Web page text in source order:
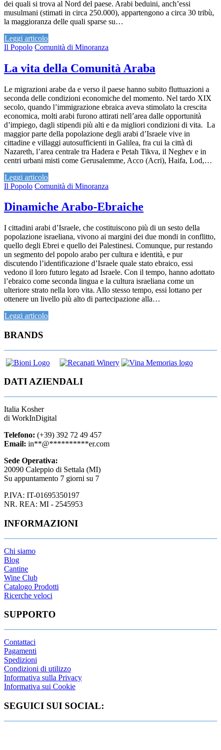
dei quali si trova al Nord del paese. Arabi beduini, anch’essi
musulmani (stimati in circa 250.000), appartengono a circa 30 tribù,
la maggioranza delle quali sparse su…
Leggi articolo
Il Popolo Comunità di Minoranza
La vita della Comunità Araba
Le migrazioni arabe da e verso il paese hanno subito fluttuazioni a
seconda delle condizioni economiche del momento. Nel tardo XIX
secolo, quando l’immigrazione ebraica aveva stimolato la crescita
economica, molti arabi furono attirati nell’area dalle opportunità
d’impiego, dagli stipendi più alti e da migliori condizioni di vita. La
maggior parte della popolazione degli arabi d’Israele vive in
cittadine e villaggi autosufficienti in Galilea, fra cui la città di
Nazareth, l’area centrale tra Hadera e Petah Tikva, il Neghev e in
centri urbani misti come Gerusalemme, Acco (Acri), Haifa, Lod,…
Leggi articolo
Il Popolo Comunità di Minoranza
Dinamiche Arabo-Ebraiche
I cittadini arabi d’Israele, che costituiscono più di un sesto della
popolazione israeliana, vivono ai margini dei due mondi in conflitto,
quello degli Ebrei e quello dei Palestinesi. Comunque, pur restando
un segmento del popolo arabo per cultura e identità, e pur
discutendo l’identificazione d’Israele quale stato ebraico, essi
vedono il loro futuro legato ad Israele. Con il tempo, hanno adottato
l’ebraico come seconda lingua e la cultura israeliana come un
ulteriore strato nella loro vita. Allo stesso tempo, essi lottano per
ottenere un livello più alto di partecipazione alla…
Leggi articolo
BRANDS
DATI AZIENDALI
Italia Kosher
di WorkInDigital
Telefono: (+39) 392 72 49 457
Email: in**@**********er.com
Sede Operativa:
20090 Caleppio di Settala (MI)
Su appuntamento 7 giorni su 7
P.IVA: IT-01695350197
NR. REA: MI - 2545953
INFORMAZIONI
Chi siamo
Blog
Cantine
Wine Club
Catalogo Prodotti
Ricerche veloci
SUPPORTO
Contattaci
Pagamenti
Spedizioni
Condizioni di utilizzo
Informativa sulla Privacy
Informativa sui Cookie
SEGUICI SUI SOCIAL: